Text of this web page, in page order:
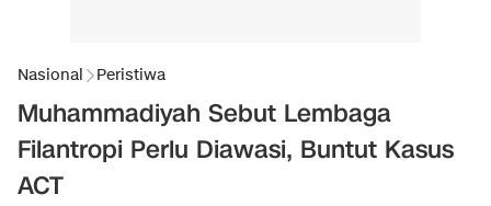
Nasional Peristiwa
Muhammadiyah Sebut Lembaga
Filantropi Perlu Diawasi, Buntut Kasus
ACT